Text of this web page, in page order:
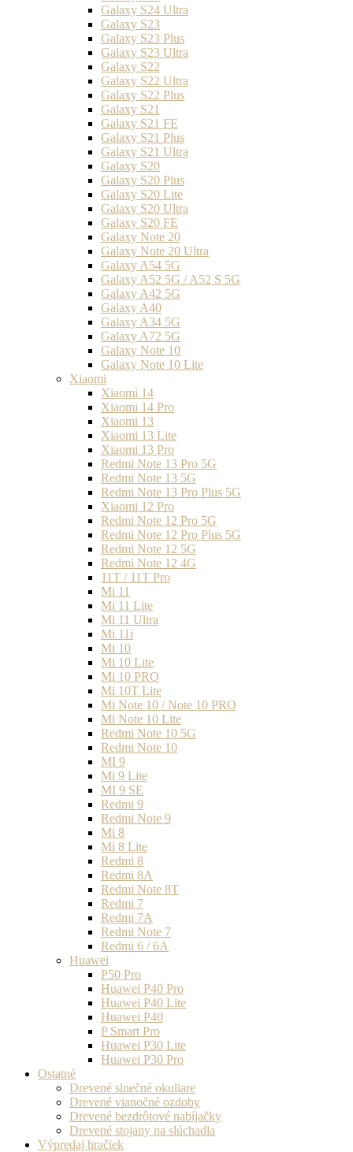
Galaxy S24 Ultra
Galaxy S23
Galaxy S23 Plus
Galaxy S23 Ultra
Galaxy S22
Galaxy S22 Ultra
Galaxy S22 Plus
Galaxy S21
Galaxy S21 FE
Galaxy S21 Plus
Galaxy S21 Ultra
Galaxy S20
Galaxy S20 Plus
Galaxy S20 Lite
Galaxy S20 Ultra
Galaxy S20 FE
Galaxy Note 20
Galaxy Note 20 Ultra
Galaxy A54 5G
Galaxy A52 5G / A52 S 5G
Galaxy A42 5G
Galaxy A40
Galaxy A34 5G
Galaxy A72 5G
Galaxy Note 10
Galaxy Note 10 Lite
Xiaomi
Xiaomi 14
Xiaomi 14 Pro
Xiaomi 13
Xiaomi 13 Lite
Xiaomi 13 Pro
Redmi Note 13 Pro 5G
Redmi Note 13 5G
Redmi Note 13 Pro Plus 5G
Xiaomi 12 Pro
Redmi Note 12 Pro 5G
Redmi Note 12 Pro Plus 5G
Redmi Note 12 5G
Redmi Note 12 4G
11T / 11T Pro
Mi 11
Mi 11 Lite
Mi 11 Ultra
Mi 11i
Mi 10
Mi 10 Lite
Mi 10 PRO
Mi 10T Lite
Mi Note 10 / Note 10 PRO
Mi Note 10 Lite
Redmi Note 10 5G
Redmi Note 10
MI 9
Mi 9 Lite
MI 9 SE
Redmi 9
Redmi Note 9
Mi 8
Mi 8 Lite
Redmi 8
Redmi 8A
Redmi Note 8T
Redmi 7
Redmi 7A
Redmi Note 7
Redmi 6 / 6A
Huawei
P50 Pro
Huawei P40 Pro
Huawei P40 Lite
Huawei P40
P Smart Pro
Huawei P30 Lite
Huawei P30 Pro
Ostatné
Drevené slnečné okuliare
Drevené vianočné ozdoby
Drevené bezdrôtové nabíjačky
Drevené stojany na slúchadla
Výpredaj hračiek